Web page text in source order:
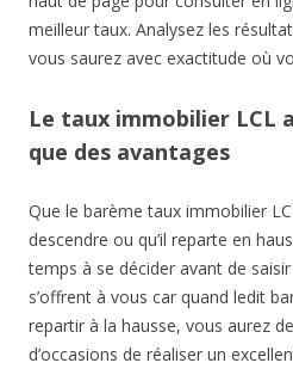
meilleur taux. Analysez les
vous saurez avec exactitude où
Le taux immobilier LCL
que des avantages
Que le barème taux immobilier
descendre ou qu’il reparte en
temps à se décider avant de
s’offrent à vous car quand ledit
repartir à la hausse, vous aurez
d’occasions de réaliser un